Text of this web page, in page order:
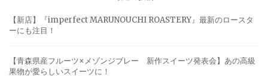
【新店】『imperfect MARUNOUCHI ROASTERY』最新のロースタ
ーにも注目！
【青森県産フルーツ×メゾンジブレー 新作スイーツ発表会】あの高級
果物が愛らしいスイーツに！